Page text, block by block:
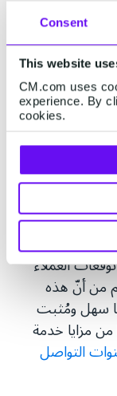
Consent
This website
CM.com uses
experience. By
cookies.
واحدة
كافة
مخرجات
حوار واحد،
على سبيل
إلى
شبكة من
الاستخدام
العملاء
من أنّ هذه
سهل ومُثبت
من مزايا خدمة
التواصل